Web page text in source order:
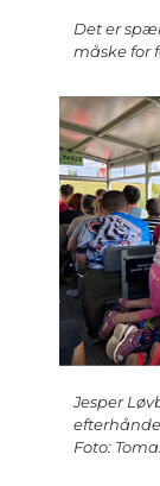
Det er
måske for
Jesper
Foto: